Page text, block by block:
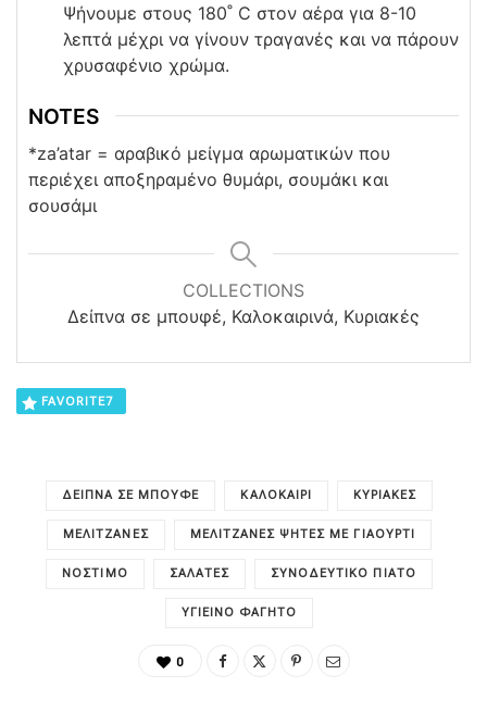
Ψήνουμε στους 180˚ C στον αέρα για 8-10
λεπτά μέχρι να γίνουν τραγανές και να πάρουν
χρυσαφένιο χρώμα.
NOTES
*za’atar = αραβικό μείγμα αρωματικών που
περιέχει αποξηραμένο θυμάρι, σουμάκι και
σουσάμι
COLLECTIONS
Δείπνα σε μπουφέ, Καλοκαιρινά, Κυριακές
FAVORITE7
ΔΕΊΠΝΑ ΣΕ ΜΠΟΥΦΈ ΚΑΛΟΚΑΊΡΙ ΚΥΡΙΑΚΈΣ
ΜΕΛΙΤΖΆΝΕΣ ΜΕΛΙΤΖΆΝΕΣ ΨΗΤΈΣ ΜΕ ΓΙΑΟΎΡΤΙ
ΝΌΣΤΙΜΟ ΣΑΛΆΤΕΣ ΣΥΝΟΔΕΥΤΙΚΌ ΠΙΆΤΟ
ΥΓΙΕΙΝΌ ΦΑΓΗΤΌ
0